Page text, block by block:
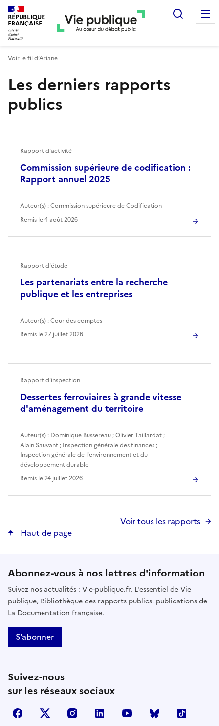
RÉPUBLIQUE
FRANÇAISE
Voir le fil d’Ariane
Les derniers rapports
publics
Commission supérieure de codification :
Rapport annuel 2025
Rapport d'activité
Auteur(s) :Commission supérieure de Codification
Remis le4 août 2026
Les partenariats entre la recherche
publique et les entreprises
Rapport d'étude
Auteur(s) :Cour des comptes
Remis le27 juillet 2026
Dessertes ferroviaires à grande vitesse
d'aménagement du territoire
Rapport d'inspection
Auteur(s) : Dominique Bussereau ;Olivier Taillardat ;
Alain Sauvant ; Inspection générale des finances ;
Inspection générale de l'environnement et du
développement durable
Remis le24 juillet 2026
Voir tous les rapports
Haut de page
Abonnez-vous à nos lettres d'information
Suivez nos actualités : Vie-publique.fr, L'essentiel de Vie
publique, Bibliothèque des rapports publics, publications de
La Documentation française.
S'abonner
Suivez-nous
sur les réseaux sociaux
facebook X (anciennement Twitter)
instagramlinkedin youtube Bluesky